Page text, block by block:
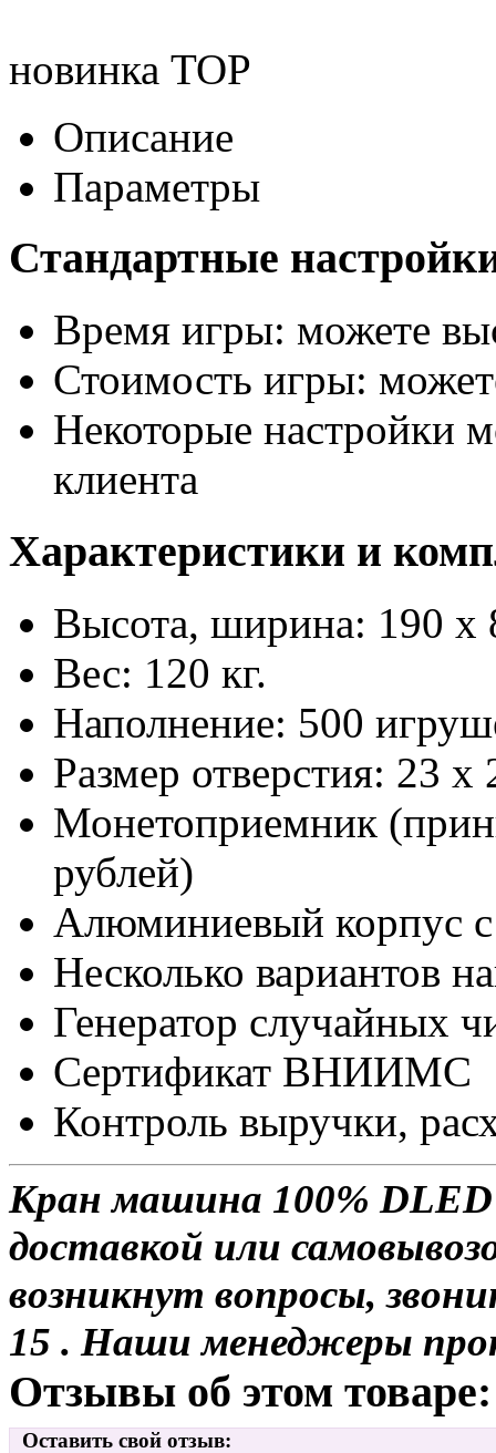
новинка TOP
Описание
Параметры
Стандартные
Время игры: можете
Стоимость игры:
Некоторые настройки
клиента
Характеристики и
Высота, ширина: 190 х
Вес: 120 кг.
Наполнение: 500
Размер отверстия: 23 х
Монетоприемник
рублей)
Алюминиевый корпус
Несколько вариантов
Генератор случайных
Сертификат ВНИИМС
Контроль выручки,
Кран машина 100%
доставкой или
возникнут вопросы,
15 . Наши менеджеры
Отзывы об этом товаре:
Оставить свой отзыв: